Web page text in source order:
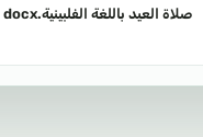
صلاة العيد باللغة الفلبينية.docx